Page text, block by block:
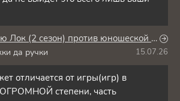
Синяя тюрьма: Блю Лок (2 сезон) против юношеской сборной Японии
да ручки 15.07.26
отличается от игры(игр) в
степени, часть